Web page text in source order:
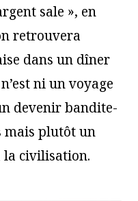
sale », en
retrouvera
dans un dîner
ni un voyage
devenir bandite-
mais plutôt un
la civilisation.